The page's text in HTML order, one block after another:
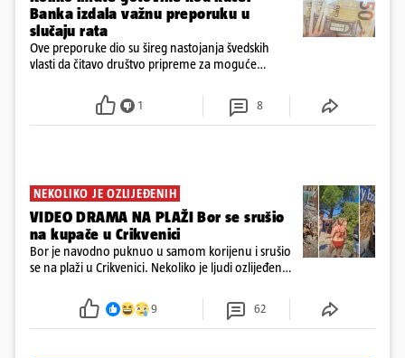
Banka izdala važnu preporuku u
slučaju rata
Ove preporuke dio su šireg nastojanja švedskih
vlasti da čitavo društvo pripreme za moguće
1 8
NEKOLIKO JE OZLIJEĐENIH
VIDEO DRAMA NA PLAŽI Bor se srušio
na kupače u Crikvenici
Bor je navodno puknuo u samom korijenu i srušio
se na plaži u Crikvenici. Nekoliko je ljudi ozlijeđeno,
9 62